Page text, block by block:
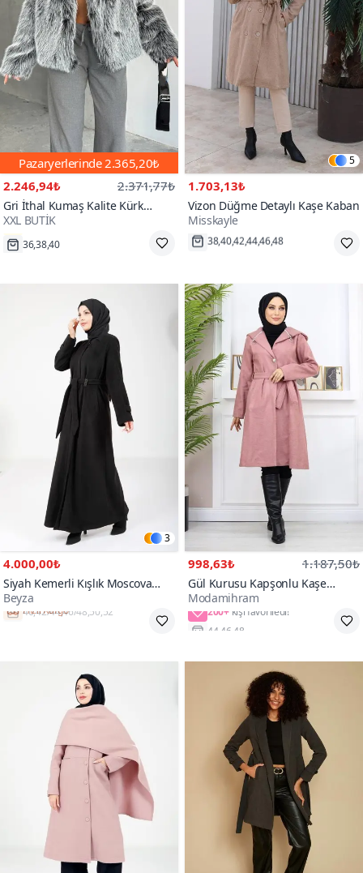
Pazaryerlerinde2.365,20₺
2.246,94₺
2.371,77₺
Gri İthal Kumaş Kalite Kürk
Kaban
XXL BUTİK
36,38,40
5
1.703,13₺
Vizon Düğme Detaylı Kaşe Kaban
Misskayle
38,40,42,44,46,48
3
4.000,00₺
Siyah Kemerli Kışlık Moscova
Kaban
Beyza
Hızlı Kargo
998,63₺ 1.187,50₺
Gül Kurusu Kapşonlu Kaşe
Kaban
Modamihram
200+
44,46,48